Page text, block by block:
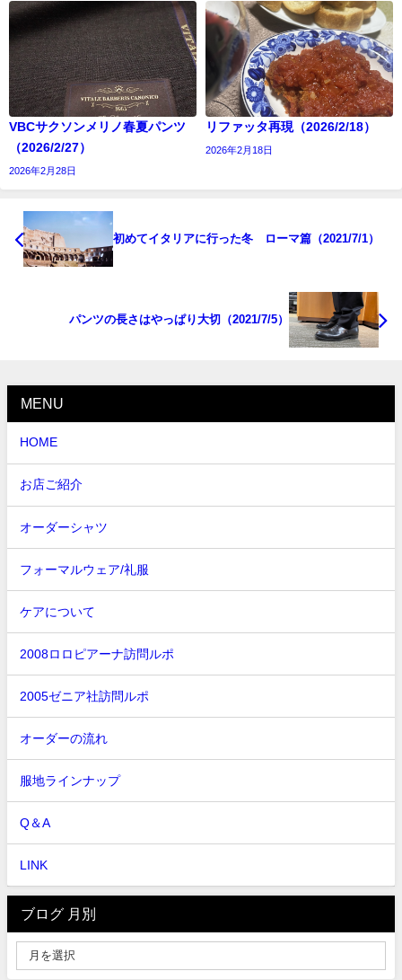
VBCサクソンメリノ春夏パンツ
（2026/2/27）
2026年2月28日
リファッタ再現（2026/2/18）
2026年2月18日
初めてイタリアに行った冬 ローマ篇（2021/7/1）
パンツの長さはやっぱり大切（2021/7/5）
MENU
HOME
お店ご紹介
オーダーシャツ
フォーマルウェア/礼服
ケアについて
2008ロロピアーナ訪問ルポ
2005ゼニア社訪問ルポ
オーダーの流れ
服地ラインナップ
Q＆A
LINK
ブログ 月別